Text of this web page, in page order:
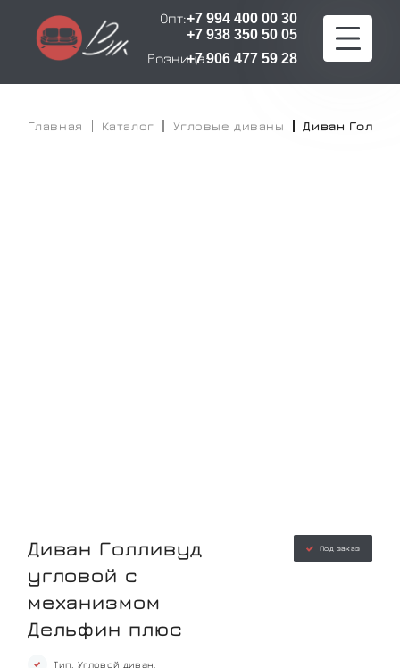
Опт:+7 994 400 00 30
+7 938 350 50 05
Розница:+7 906 477 59 28
Главная
Главная Каталог Угловые диваны Диван
Под заказ
Диван Голливуд
угловой с
механизмом
Дельфин плюс
Тип: Угловой диван;